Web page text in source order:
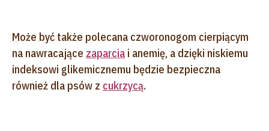
Może być także polecana czworonogom cierpiącym
na nawracające zaparcia i anemię, a dzięki niskiemu
indeksowi glikemicznemu będzie bezpieczna
również dla psów z cukrzycą.